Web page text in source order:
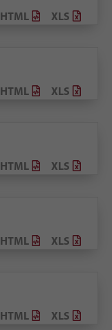
XLS
HTML
XLS
HTML
XLS
HTML
XLS
HTML
XLS
HTML